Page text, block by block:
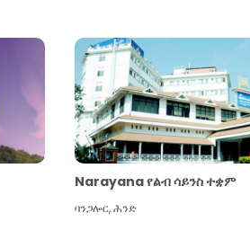
Narayana የልብ ሳይንስ ተቋም
ባንጋሎር,ሕንድ